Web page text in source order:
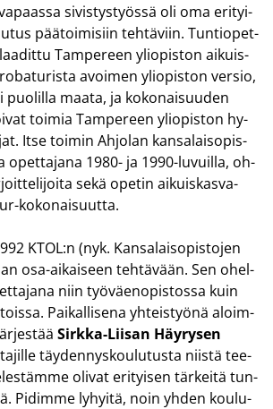
si­vis­tys­työs­sä oli oma eri­tyi­
pää­toi­mi­siin teh­tä­viin. Tun­tio­pet­
Tam­pe­reen yli­opis­ton ai­kuis­
avoi­men yli­opis­ton ver­sio,
maata, ja ko­ko­nai­suu­den
toi­mia Tam­pe­reen yli­opis­ton hy­
Itse toi­min Ah­jo­lan kan­sa­lais­opis­
opet­ta­ja­na 1980- ja 1990-​luvuilla, oh­
sekä ope­tin ai­kuis­kas­va­
​kokonaisuutta.
KTOL:n (nyk. Kan­sa­lais­opis­to­jen
osa-​aikaiseen teh­tä­vään. Sen ohel­
niin työ­väen­opis­tos­sa kuin
Pai­kal­li­se­na yh­teis­työ­nä aloim­
Sirkka-​Liisan Häy­ry­sen
täy­den­nys­kou­lu­tus­ta niis­tä tee­
oli­vat eri­tyi­sen tär­kei­tä tun­
Pi­dim­me ly­hyi­tä, noin yhden kou­lu­